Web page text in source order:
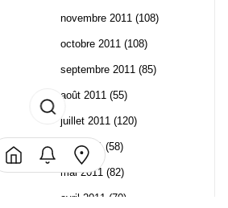
novembre 2011 (108)
octobre 2011 (108)
septembre 2011 (85)
août 2011 (55)
juillet 2011 (120)
juin 2011(58)
mai 2011 (82)
avril 2011 (70)